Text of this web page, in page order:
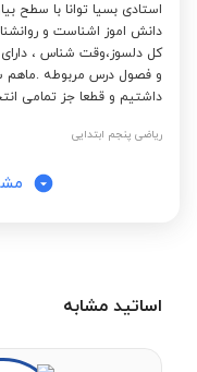
علوم تجربی دوم ابتدایی
علوم تجربی سوم ابتدایی
نگارش فارسی چهارم
علوم تجربی ششم به
استادی بسیا توانا با سطح
دانش اموز اشناست و
کل دلسوز،وقت شناس ،
و فصول درس مربوطه‌ .ماهم
داشتیم و قطعا جز تمامی
ریاضی پنجم ابتدایی
اساتید مشابه